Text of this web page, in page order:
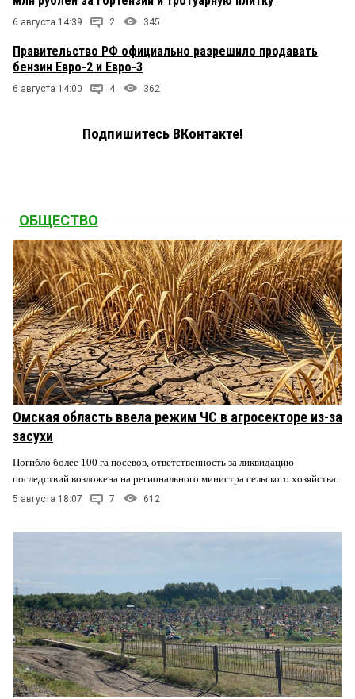
6 августа 14:39 2 345
Правительство РФ официально разрешило продавать
бензин Евро-2 и Евро-3
6 августа 14:00 4 362
Подпишитесь ВКонтакте!
ОБЩЕСТВО
Омская область ввела режим ЧС в агросекторе из-за
засухи
Погибло более 100 га посевов, ответственность за ликвидацию
последствий возложена на регионального министра сельского хозяйства.
5 августа 18:07 7 612